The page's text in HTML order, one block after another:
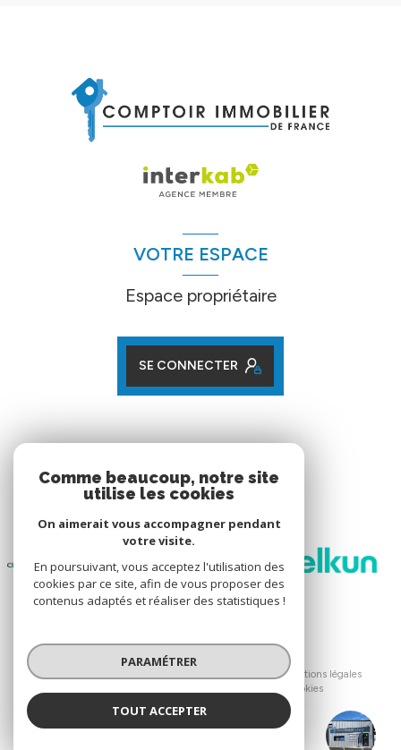
VOTRE ESPACE
Espace propriétaire
SE CONNECTER
Nos partenaires
© 2026 | Tous droits réservés
Mentions légales
Cookies
Comme beaucoup, notre site
utilise les cookies
On aimerait vous accompagner pendant
votre visite.
En poursuivant, vous acceptez l'utilisation des
cookies par ce site, afin de vous proposer des
contenus adaptés et réaliser des statistiques !
PARAMÉTRER
TOUT ACCEPTER